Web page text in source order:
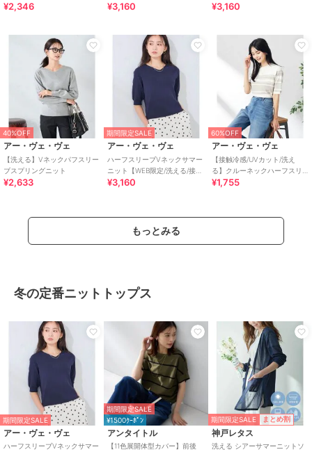
¥2,346
感/UVカット】
¥3,160
カット】
¥3,160
40%OFF
アー・ヴェ・ヴェ
【洗える】Vネックパフスリー
ブスプリングニット
¥2,633
期間限定SALE
アー・ヴェ・ヴェ
ハーフスリーブVネックサマー
ニット【WEB限定/洗える/接触
冷感/UVカット】
¥3,160
60%OFF
アー・ヴェ・ヴェ
【接触冷感/UVカット/洗え
る】クルーネックハーフスリ
ーブ美ラクるサマーニット
¥1,755
もっとみる
冬の定番ニットトップス
期間限定SALE
アー・ヴェ・ヴェ
ハーフスリーブVネックサマー
期間限定SALE
¥1500ｸｰﾎﾟﾝ
アンタイトル
【11色展開体型カバー】前後
期間限定SALE まとめ割
神戸レタス
洗える シアーサマーニットソ